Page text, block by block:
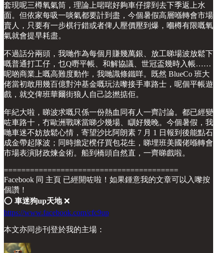
套現呢三樽氧氣筒，理論上啱啱好夠車仔撐到去下季返上水
面。但依家每吸一啖氣都要計到盡，今個暑假高層喺轉會市場
賣人，只要有一步棋行錯或者俾人壓價壓到爆，嗰樽有限嘅氧
氣就會提早耗盡。
不過話分兩頭，我哋作為每個月賺幾萬銀、放工睇場波放鬆下
嘅普通打工仔，乜Q嘢平帳、和解協議、世冠盃幾時入帳……
呢啲商業上嘅高難度動作，我哋識條鐵咩。既然 BlueCo 班大
佬當初敢用幾百億對沖基金嘅玩法嚟接手車路士，呢個平帳遊
戲，就交俾班華爾街狼人自己諗撚掂佢。
年紀大啦，睇波求嘅只係一份熱血同有人一齊討論。都已經變
咗車路十，冇歐洲戰咪當睇少幾場、瞓好幾晚。今個暑假，我
哋車迷不妨放鬆心情，寄望沙比阿朗素 7 月 1 日報到後能點石
成金帶起隊波；同時擔定櫈仔買包花生，睇埋班美國佬喺轉會
市場表演財政煉金術。船到橋頭自然直，一齊睇戲啦。
========================================
Facebook 同 主頁 已經開咗啦！如果鍾意我的文章可以入嚟按
個讚！
⭕️ 車迷狗up天地❌
https://www.facebook.com/cfc9up
本文亦同步刊登於我的主場：